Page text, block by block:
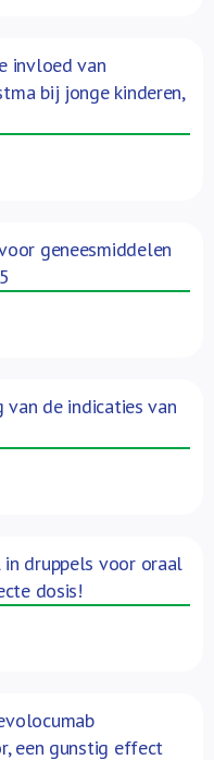
invloed van
bij jonge kinderen,
geneesmiddelen
de indicaties van
druppels voor oraal
dosis!
een gunstig effect